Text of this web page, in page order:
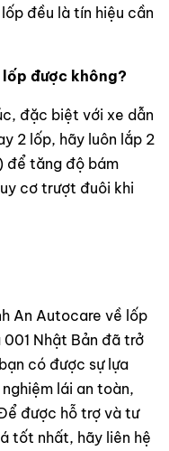
đều là tín hiệu cần
được không?
đặc biệt với xe dẫn
2 lốp, hãy luôn lắp 2
để tăng độ bám
cơ trượt đuôi khi
An Autocare về lốp
Nhật Bản đã trở
có được sự lựa
lái an toàn,
được hỗ trợ và tư
tốt nhất, hãy liên hệ